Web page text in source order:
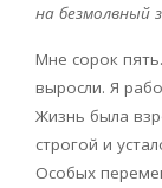
на безмолвный
Мне сорок
выросли. Я
Жизнь была
строгой и
Особых